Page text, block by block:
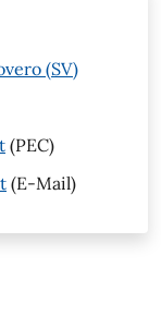
(SV)
(PEC)
(E-Mail)